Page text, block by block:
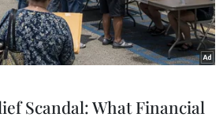
Scandal: What Financial